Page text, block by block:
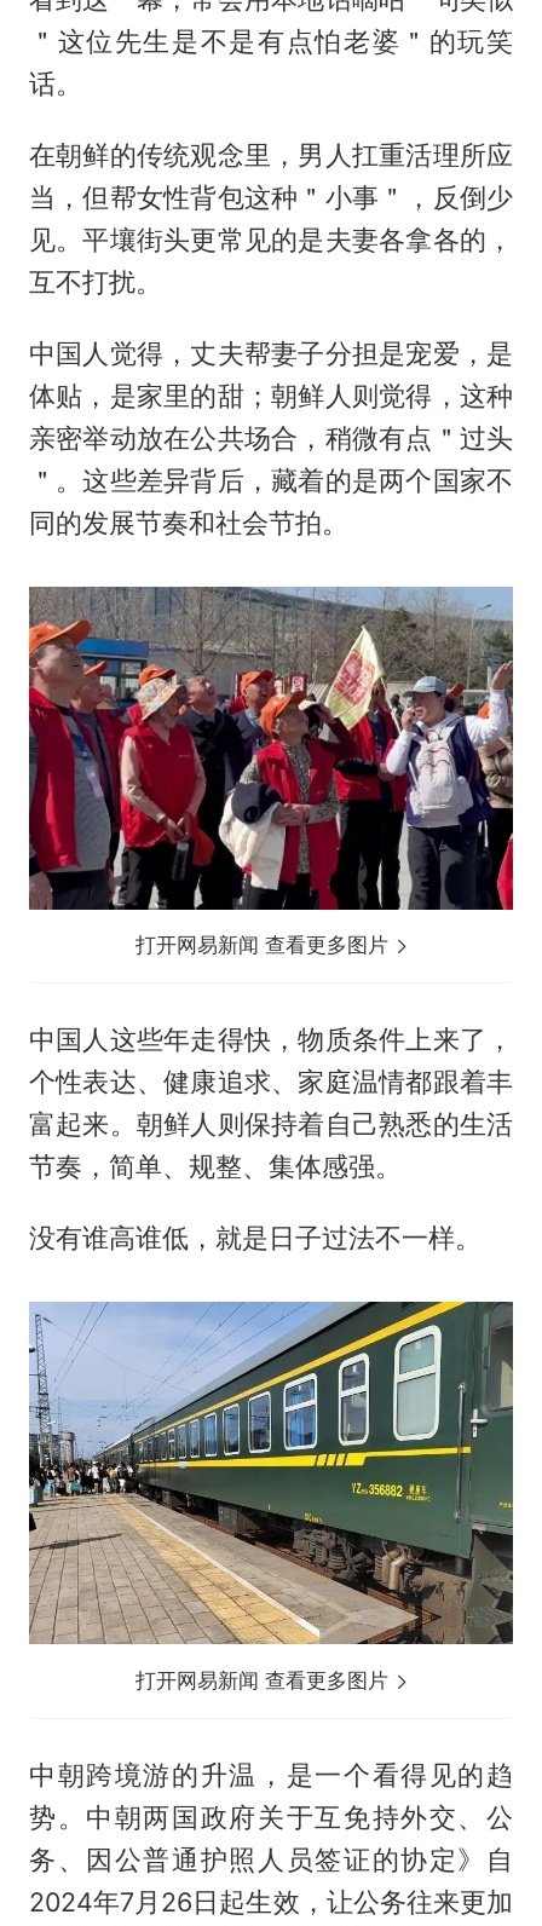
＂这位先生是不是有点怕老婆＂的玩笑
话。
在朝鲜的传统观念里，男人扛重活理所应
当，但帮女性背包这种＂小事＂，反倒少
见。平壤街头更常见的是夫妻各拿各的，
互不打扰。
中国人觉得，丈夫帮妻子分担是宠爱，是
体贴，是家里的甜；朝鲜人则觉得，这种
亲密举动放在公共场合，稍微有点＂过头
＂。这些差异背后，藏着的是两个国家不
同的发展节奏和社会节拍。
打开网易新闻 查看更多图片
中国人这些年走得快，物质条件上来了，
个性表达、健康追求、家庭温情都跟着丰
富起来。朝鲜人则保持着自己熟悉的生活
节奏，简单、规整、集体感强。
没有谁高谁低，就是日子过法不一样。
打开网易新闻 查看更多图片
中朝跨境游的升温，是一个看得见的趋
势。中朝两国政府关于互免持外交、公
务、因公普通护照人员签证的协定》自
2024年7月26日起生效，让公务往来更加